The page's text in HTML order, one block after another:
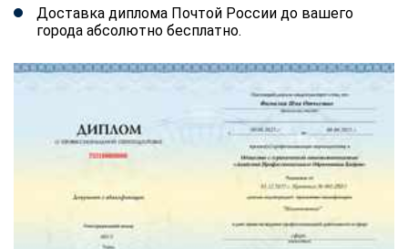
Доставка диплома Почтой России до вашего
города абсолютно бесплатно.